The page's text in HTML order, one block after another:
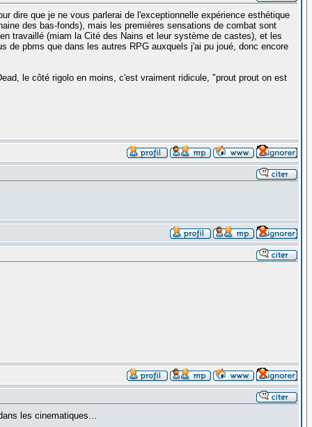
dire que je ne vous parlerai de l'exceptionnelle expérience esthétique
des bas-fonds), mais les premières sensations de combat sont
travaillé (miam la Cité des Nains et leur système de castes), et les
de pbms que dans les autres RPG auxquels j'ai pu joué, donc encore
le côté rigolo en moins, c'est vraiment ridicule, "prout prout on est
les cinematiques...